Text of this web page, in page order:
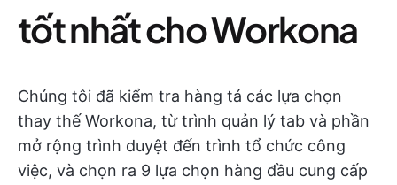
tốt nhất cho Workona
Chúng tôi đã kiểm tra hàng tá các lựa chọn
thay thế Workona, từ trình quản lý tab và phần
mở rộng trình duyệt đến trình tổ chức công
việc, và chọn ra 9 lựa chọn hàng đầu cung cấp